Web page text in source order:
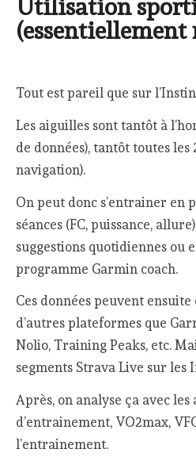
Utilisation
Tout est pareil que sur
Les aiguilles sont tantôt à
de données), tantôt toutes les
navigation).
On peut donc s’entrainer en
séances (FC, puissance,
suggestions quotidiennes ou
programme Garmin coach.
Ces données peuvent
d’autres plateformes que
Nolio, Training Peaks, etc.
segments Strava Live sur les
Après, on analyse ça avec les
d’entrainement, VO2max,
l’entrainement.